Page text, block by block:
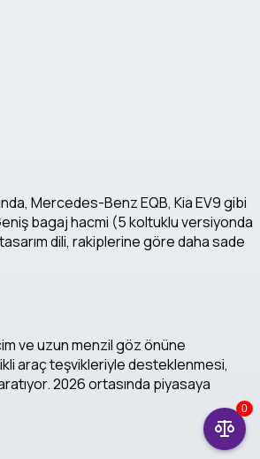
Mercedes-Benz EQB, Kia EV9 gibi
bagaj hacmi (5 koltuklu versiyonda
dili, rakiplerine göre daha sade
ve uzun menzil göz önüne
araç teşvikleriyle desteklenmesi,
2026 ortasında piyasaya
0